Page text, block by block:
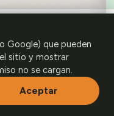
· toca para ampliar
Multimedia
Google) que pueden
sitio y mostrar
no se cargan.
Aceptar
para que la
de analítica ni de